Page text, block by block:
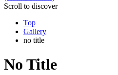
Scroll to discover
Top
Gallery
no title
No Title